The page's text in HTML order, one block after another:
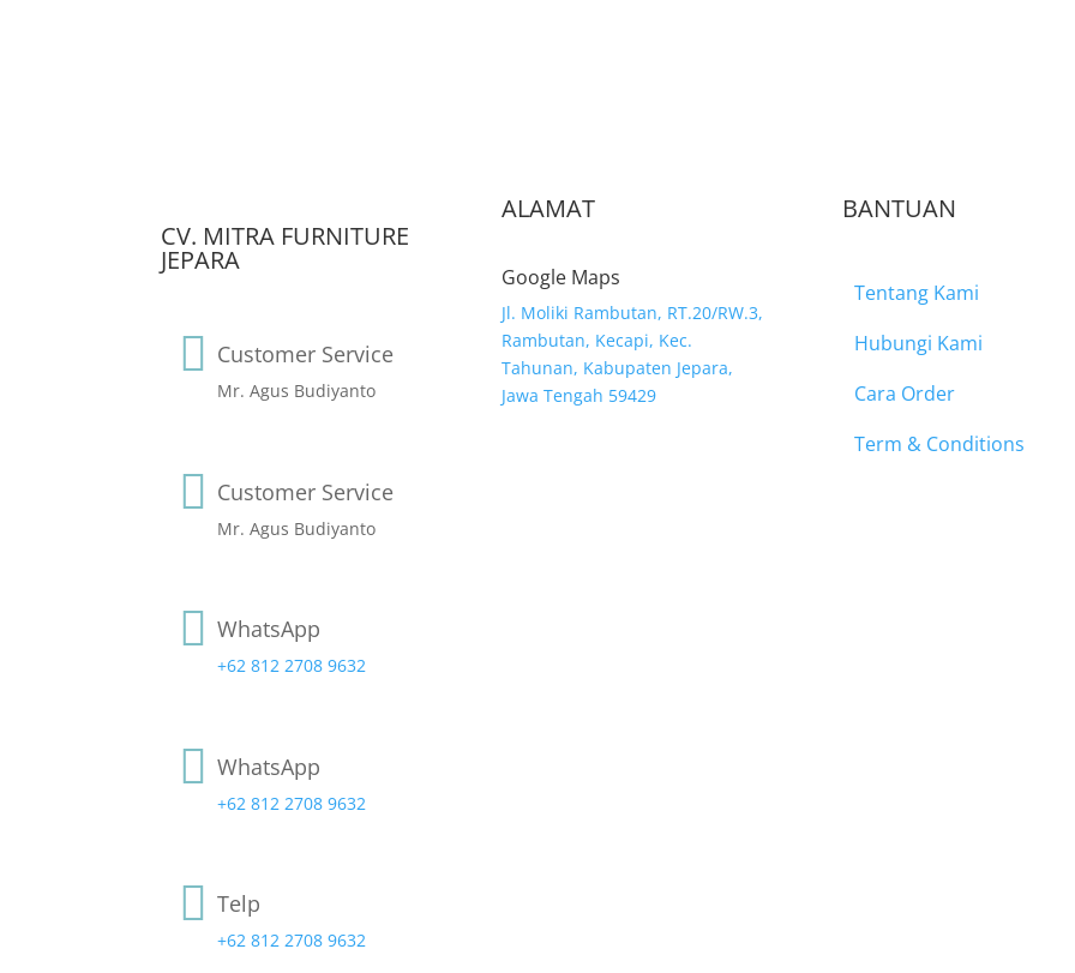
CV. MITRA FURNITURE
JEPARA
 Customer Service
Mr. Agus Budiyanto
 Customer Service
Mr. Agus Budiyanto
 WhatsApp
+62 812 2708 9632
 WhatsApp
+62 812 2708 9632
 Telp
+62 812 2708 9632
ALAMAT
Google Maps
Jl. Moliki Rambutan, RT.20/RW.3,
Rambutan, Kecapi, Kec.
Tahunan, Kabupaten Jepara,
Jawa Tengah 59429
BANTUAN
Tentang Kami
Hubungi Kami
Cara Order
Term & Conditions